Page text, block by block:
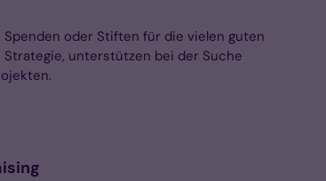
oder Stiften für die vielen guten
unterstützen bei der Suche